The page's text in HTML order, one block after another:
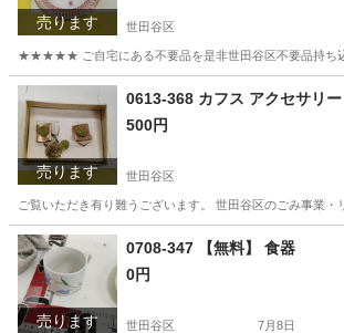
売ります 世田谷区
★★★★★ ご自宅にある不要品を是非世田谷区不要品持ち込
東京 世田谷区 スポット
売ります
0613-368 カフス アクセサリ
500円
世田谷区
ご覧いただき有り難うございます。 世⽥⾕区のごみ事業
東京 世田谷区 アクセサリー リユース
売ります
0708-347 【無料】 食器
0円
世田谷区 7月8日